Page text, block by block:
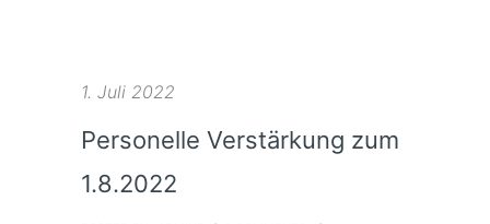
1. Juli 2022
Personelle Verstärkung zum
1.8.2022